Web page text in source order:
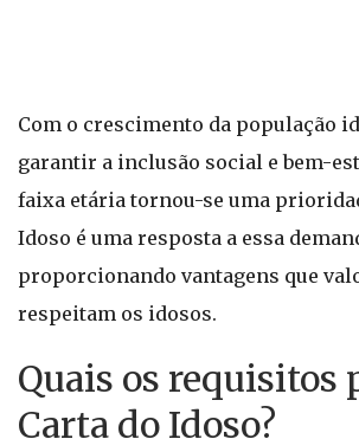
Com o crescimento da população
garantir a inclusão social e bem-
faixa etária tornou-se uma
Idoso é uma resposta a essa
proporcionando vantagens que
respeitam os idosos.
Quais os requisitos
Carta do Idoso?